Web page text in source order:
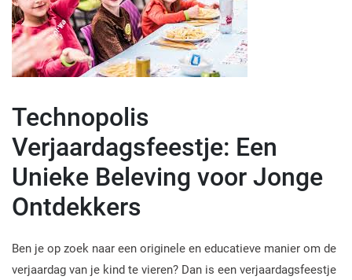
Technopolis
Verjaardagsfeestje: Een
Unieke Beleving voor Jonge
Ontdekkers
Ben je op zoek naar een originele en educatieve manier om de
verjaardag van je kind te vieren? Dan is een verjaardagsfeestje